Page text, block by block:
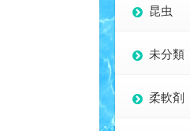
昆虫
未分類
柔軟剤